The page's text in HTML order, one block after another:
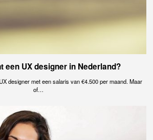
een UX designer in Nederland?
designer met een salaris van €4.500 per maand. Maar
of…